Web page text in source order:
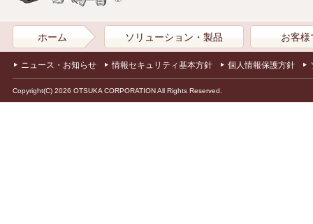
ホーム ソリューション・製品 お客様
ニュース・お知らせ 情報セキュリティ基本方針 個人情報保護方針
Copyright(C) 2026 OTSUKA CORPORATION All Rights Reserved.